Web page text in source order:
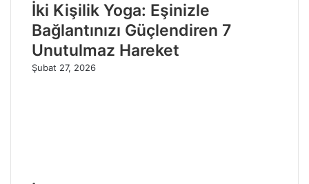
İki Kişilik Yoga: Eşinizle
Bağlantınızı Güçlendiren 7
Unutulmaz Hareket
Şubat 27, 2026